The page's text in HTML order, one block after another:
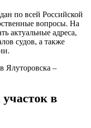
по всей Российской
вопросы. На
актуальные адреса,
судов, а также
Ялуторовска –
участок в